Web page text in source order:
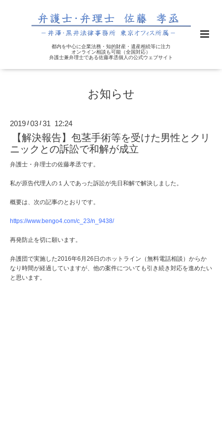
都内を中心に企業法務・知的財産・遺産相続等に注力
オンライン相談も可能（全国対応）
弁護士兼弁理士である佐藤孝丞個人の公式ウェブサイト
お知らせ
2019 /03 /31 12:24
【解決報告】包茎手術等を受けた男性とクリ
ニックとの訴訟で和解が成立
弁護士・弁理士の佐藤孝丞です。
私が原告代理人の１人であった訴訟が先日和解で解決しました。
概要は、次の記事のとおりです。
https://www.bengo4.com/c_23/n_9438/
再発防止を切に願います。
弁護団で実施した2016年6月26日のホットライン（無料電話相談）からか
なり時間が経過していますが、他の案件についても引き続き対応を進めたい
と思います。